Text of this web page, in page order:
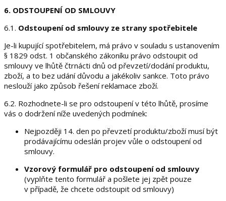
6. ODSTOUPENÍ OD SMLOUVY
6.1. Odstoupení od smlouvy ze strany spotřebitele
Je-li kupující spotřebitelem, má právo v souladu s ustanovením
§ 1829 odst. 1 občanského zákoníku právo odstoupit od
smlouvy ve lhůtě čtrnácti dnů od převzetí/dodání produktu,
zboží, a to bez udání důvodu a jakékoliv sankce. Toto právo
neslouží jako způsob řešení reklamace zboží.
6.2. Rozhodnete-li se pro odstoupení v této lhůtě, prosíme
vás o dodržení níže uvedených podmínek:
Nejpozději 14. den po převzetí produktu/zboží musí být
prodávajícímu odeslán projev vůle o odstoupení od
smlouvy.
Vzorový formulář pro odstoupení od smlouvy
(vyplňte tento formulář a pošlete jej zpět pouze
v případě, že chcete odstoupit od smlouvy)